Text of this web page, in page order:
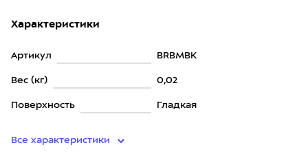
Характеристики
Артикул BRBMBK
Вес (кг) 0,02
Поверхность Гладкая
Все характеристики